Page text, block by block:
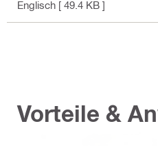
Englisch [ 49.4 KB ]
Vorteile &